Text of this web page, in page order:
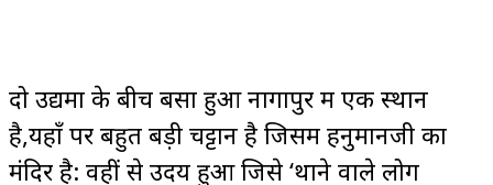
दो उद्यमों के बीच बसा हुआ नागापुर में एक स्थान
है,यहाँ पर बहुत बड़ी चट्टान है जिसमें हनुमानजी का
मंदिर है: वहीं से उदय हुआ जिसे ‘थाने वाले लोग